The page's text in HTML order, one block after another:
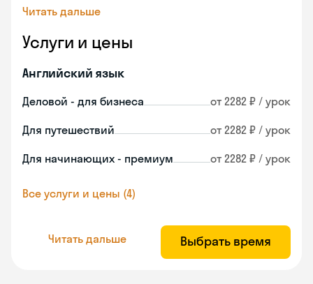
Читать дальше
Услуги и цены
Английский язык
Деловой - для бизнеса от 2282 ₽ / урок
Для путешествий от 2282 ₽ / урок
Для начинающих - премиум от 2282 ₽ / урок
Все услуги и цены (4)
Читать дальше Выбрать время